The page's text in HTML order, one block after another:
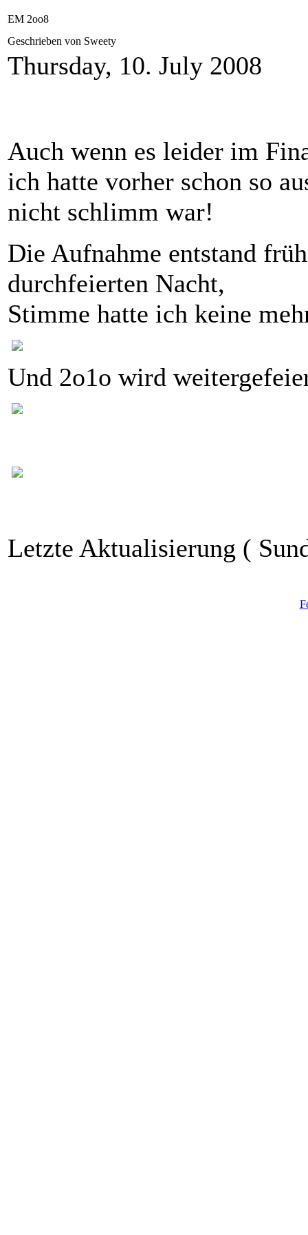
EM 2oo8
Geschrieben von Sweety
Thursday, 10. July 2008
Auch wenn es leider im
ich hatte vorher schon so
nicht schlimm war!
Die Aufnahme entstand
durchfeierten Nacht,
Stimme hatte ich keine
Und 2o1o wird
Letzte Aktualisierung (